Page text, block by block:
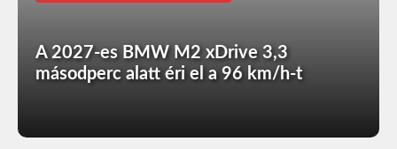
A 2027-es BMW M2 xDrive 3,3
másodperc alatt éri el a 96 km/h-t